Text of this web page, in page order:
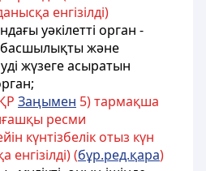
енгізілді)
уәкілетті орган -
және
жүзеге асыратын
Заңымен 5) тармақша
ресми
күнтiзбелiк отыз күн
енгiзiлдi) (бұр.ред.қара)